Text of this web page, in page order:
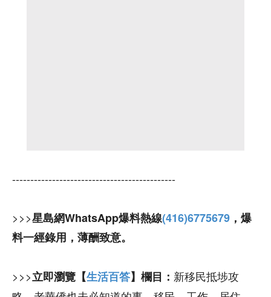
---------------------------------------------
>>>星島網WhatsApp爆料熱線(416)6775679 ，爆
料一經錄用，薄酬致意。
>>>立即瀏覽【生活百答】欄目： 新移民抵埗攻